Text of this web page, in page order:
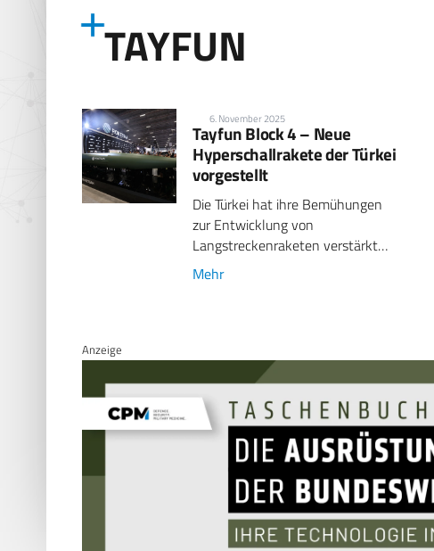
TAYFUN
6. November 2025
Tayfun Block 4 – Neue
Hyperschallrakete der Türkei
vorgestellt
Die Türkei hat ihre Bemühungen
zur Entwicklung von
Langstreckenraketen verstärkt…
Mehr
Anzeige